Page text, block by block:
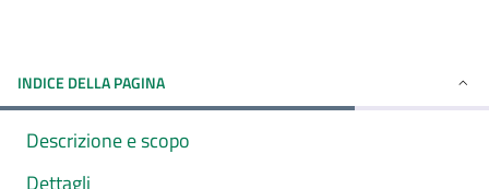
INDICE DELLA PAGINA
Descrizione e scopo
Dettagli